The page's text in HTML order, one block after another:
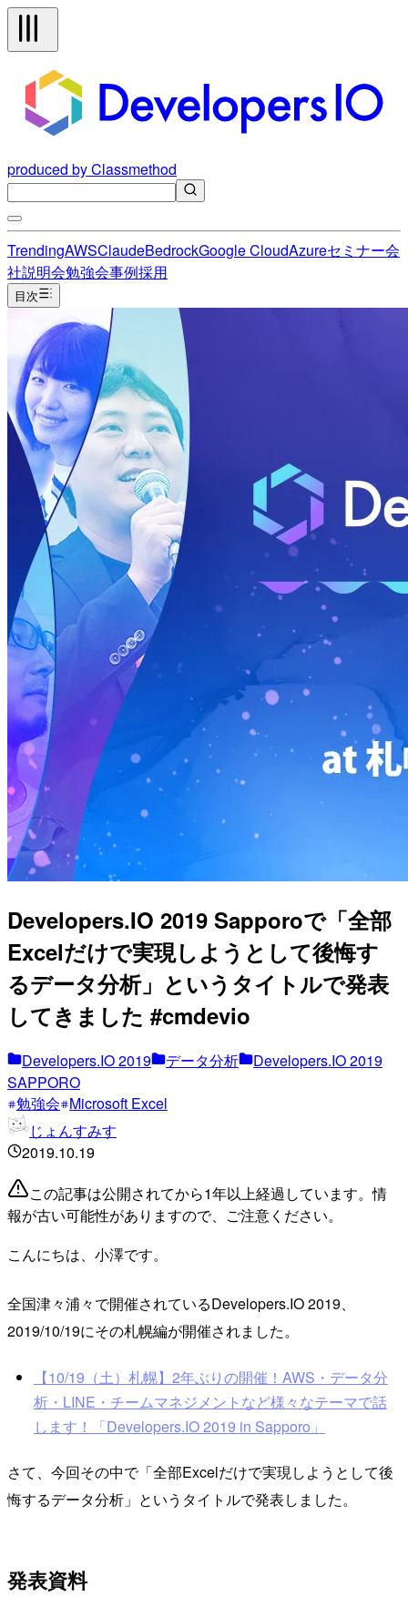
produced by Classmethod
TrendingAWSClaudeBedrockGoogle CloudAzureセミナー会
社説明会勉強会事例採用
目次
Developers.IO 2019 Sapporoで「全部
Excelだけで実現しようとして後悔す
るデータ分析」というタイトルで発表
してきました #cmdevio
Developers.IO 2019 データ分析
Developers.IO 2019
SAPPORO
勉強会 Microsoft Excel
じょんすみす
2019.10.19
この記事は公開されてから1年以上経過しています。情
報が古い可能性がありますので、ご注意ください。
こんにちは、小澤です。
全国津々浦々で開催されているDevelopers.IO 2019、
2019/10/19にその札幌編が開催されました。
【10/19（土）札幌】2年ぶりの開催！AWS・データ分
析・LINE・チームマネジメントなど様々なテーマで話
します！「Developers.IO 2019 in Sapporo」
さて、今回その中で「全部Excelだけで実現しようとして後
悔するデータ分析」というタイトルで発表しました。
発表資料